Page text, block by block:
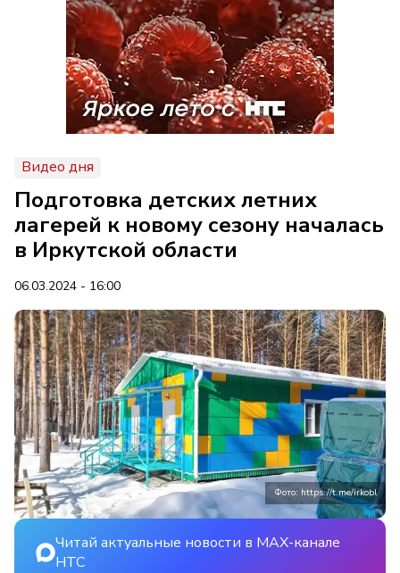
Видео дня
Подготовка детских летних
лагерей к новому сезону началась
в Иркутской области
06.03.2024 - 16:00
Фото: https://t.me/irkobl
Читай актуальные новости в MAX-канале
НТС